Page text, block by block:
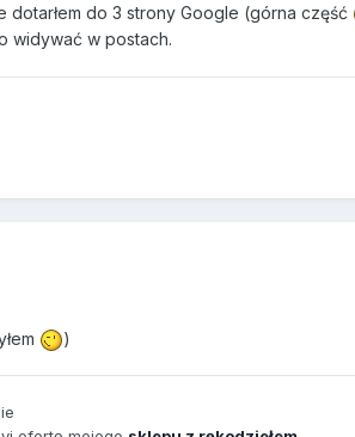
do 3 strony Google (górna część
widywać w postach.
)